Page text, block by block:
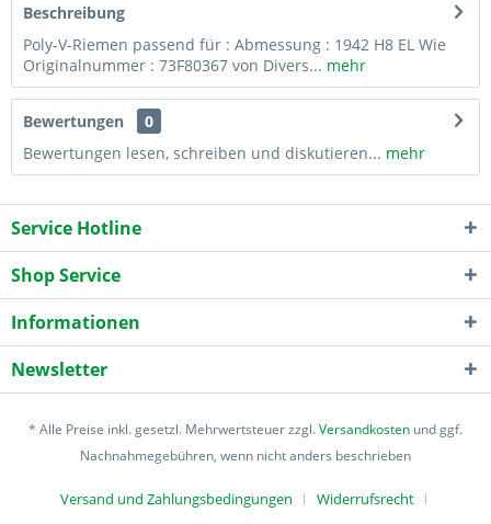
Beschreibung
Poly-V-Riemen passend für : Abmessung : 1942 H8 EL Wie
Originalnummer : 73F80367 von Divers... mehr
Bewertungen
0
Bewertungen lesen, schreiben und diskutieren... mehr
Service Hotline
Shop Service
Informationen
Newsletter
* Alle Preise inkl. gesetzl. Mehrwertsteuer zzgl.Versandkosten und ggf.
Nachnahmegebühren, wenn nicht anders beschrieben
Versand und Zahlungsbedingungen Widerrufsrecht